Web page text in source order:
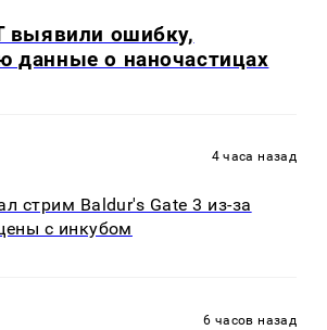
выявили ошибку,
данные о наночастицах
4 часа назад
стрим Baldur's Gate 3 из-за
с инкубом
6 часов назад